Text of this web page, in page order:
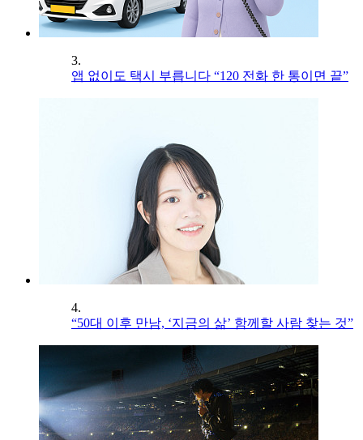
3.
앱 없이도 택시 부릅니다 “120 전화 한 통이면 끝”
4.
“50대 이후 만남, ‘지금의 삶’ 함께할 사람 찾는 것”